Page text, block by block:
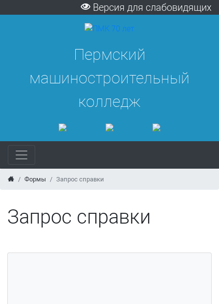
Версия для слабовидящих
Пермский
машиностроительный
колледж
Формы Запрос справки
Запрос справки